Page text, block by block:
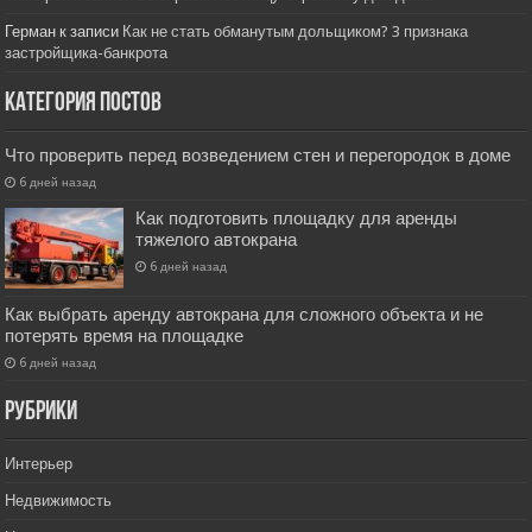
Герман к записи Как не стать обманутым дольщиком? 3 признака
застройщика-банкрота
Категория постов
Что проверить перед возведением стен и перегородок в доме
6 дней назад
Как подготовить площадку для аренды
тяжелого автокрана
6 дней назад
Как выбрать аренду автокрана для сложного объекта и не
потерять время на площадке
6 дней назад
РУбрики
Интерьер
Недвижимость